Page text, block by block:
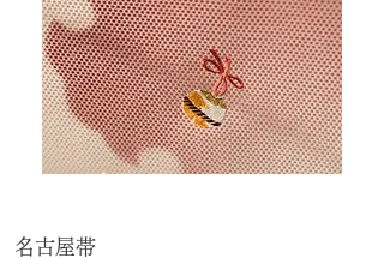
​名古屋帯